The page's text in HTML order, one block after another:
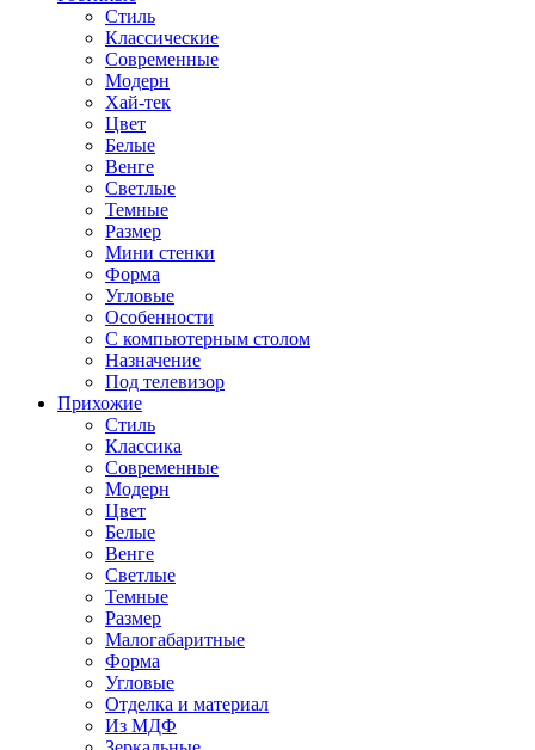
Стиль
Классические
Современные
Модерн
Хай-тек
Цвет
Белые
Венге
Светлые
Темные
Размер
Мини стенки
Форма
Угловые
Особенности
С компьютерным столом
Назначение
Под телевизор
Прихожие
Стиль
Классика
Современные
Модерн
Цвет
Белые
Венге
Светлые
Темные
Размер
Малогабаритные
Форма
Угловые
Отделка и материал
Из МДФ